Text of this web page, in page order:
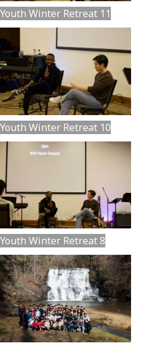
Youth Winter Retreat 11
Youth Winter Retreat 10
Youth Winter Retreat 8